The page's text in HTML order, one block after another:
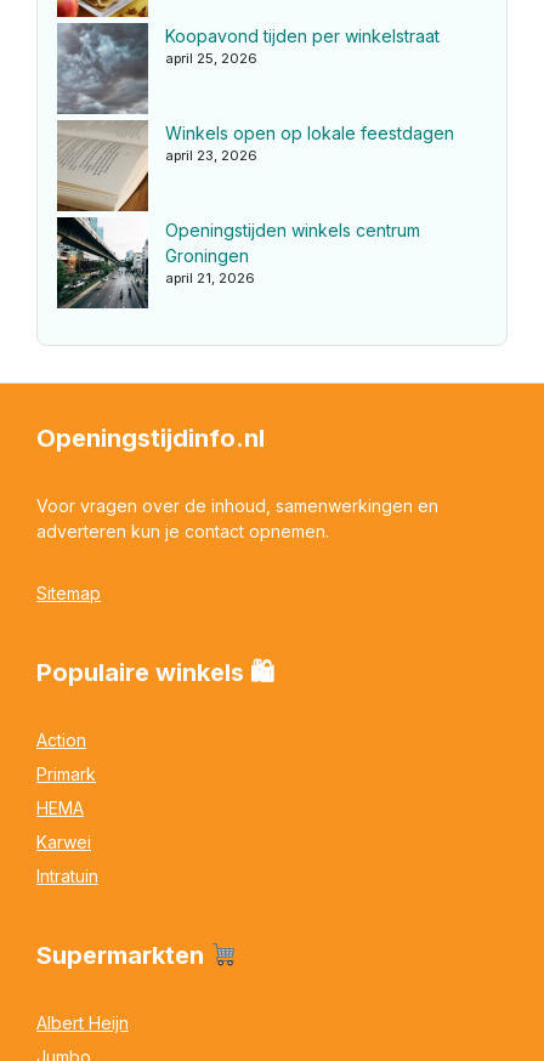
Koopavond tijden per winkelstraat
april 25, 2026
Winkels open op lokale feestdagen
april 23, 2026
Openingstijden winkels centrum
Groningen
april 21, 2026
Openingstijdinfo.nl
Voor vragen over de inhoud, samenwerkingen en
adverteren kun je contact opnemen.
Sitemap
Populaire winkels 🛍
Action
Primark
HEMA
Karwei
Intratuin
Supermarkten
Albert Heijn
Jumbo